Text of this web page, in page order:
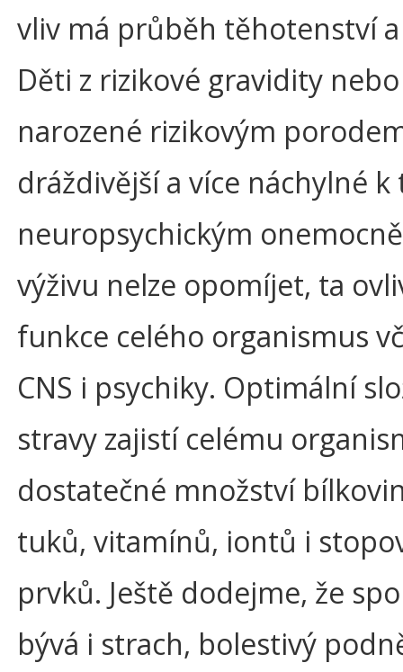
vliv má průběh těhotenství
Děti z rizikové gravidity
narozené rizikovým
dráždivější a více náchylné
neuropsychickým
výživu nelze opomíjet, ta
funkce celého organismus
CNS i psychiky. Optimální
stravy zajistí celému
dostatečné množství
tuků, vitamínů, iontů i
prvků. Ještě dodejme, že
bývá i strach, bolestivý